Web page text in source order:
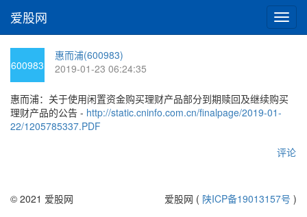
切
换
爱股网
600983
惠而浦(600983)
2019-01-23 06:24:35
惠而浦：关于使用闲置资金购买理财产品部分到期赎回及继续购买
理财产品的公告 - http://static.cninfo.com.cn/finalpage/2019-01-
22/1205785337.PDF
评论
© 2021 爱股网 爱股网 ( 陕ICP备19013157号 )